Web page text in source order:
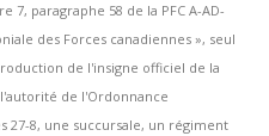
paragraphe 58 de la PFC A-AD-
des Forces canadiennes », seul
de l'insigne officiel de la
de l'Ordonnance
27-8, une succursale, un régiment